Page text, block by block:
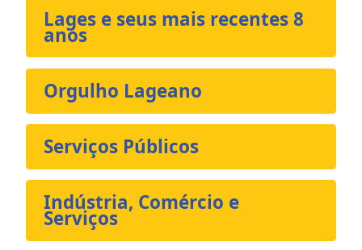
Lages e seus mais recentes 8
anos
Orgulho Lageano
Serviços Públicos
Indústria, Comércio e
Serviços